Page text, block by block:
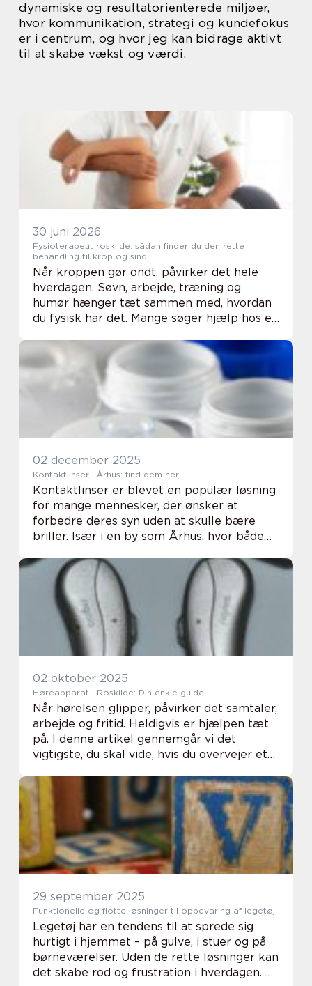
dynamiske og resultatorienterede miljøer,
hvor kommunikation, strategi og kundefokus
er i centrum, og hvor jeg kan bidrage aktivt
til at skabe vækst og værdi.
30 juni 2026
Fysioterapeut roskilde: sådan finder du den rette
behandling til krop og sind
Når kroppen gør ondt, påvirker det hele
hverdagen. Søvn, arbejde, træning og
humør hænger tæt sammen med, hvordan
du fysisk har det. Mange søger hjælp hos en
spændinger eller skader begynder at fylde
for meget. Me...
02 december 2025
Kontaktlinser i Århus: find dem her
Kontaktlinser er blevet en populær løsning
for mange mennesker, der ønsker at
forbedre deres syn uden at skulle bære
briller. Især i en by som Århus, hvor både
02 oktober 2025
Høreapparat i Roskilde: Din enkle guide
Når hørelsen glipper, påvirker det samtaler,
arbejde og fritid. Heldigvis er hjælpen tæt
på. I denne artikel gennemgår vi det
vigtigste, du skal vide, hvis du overvejer et
29 september 2025
Funktionelle og flotte løsninger til opbevaring af legetøj
Legetøj har en tendens til at sprede sig
hurtigt i hjemmet – på gulve, i stuer og på
børneværelser. Uden de rette løsninger kan
det skabe rod og frustration i hverdagen.